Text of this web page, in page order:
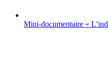
Mini-documentaire «